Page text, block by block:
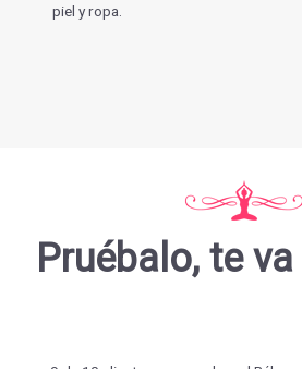
piel y ropa.
Pruébalo, te